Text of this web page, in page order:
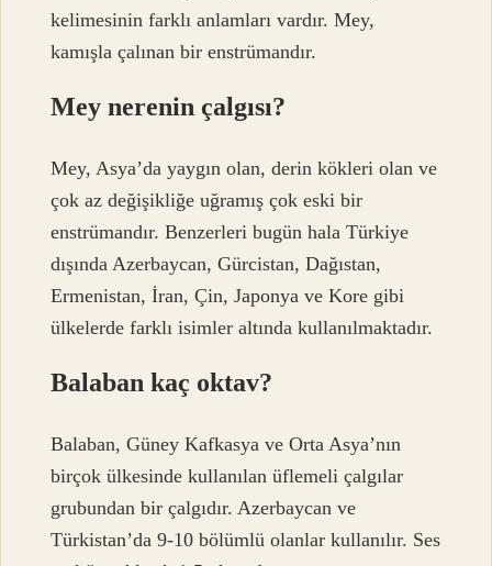
kelimesinin farklı anlamları vardır. Mey,
kamışla çalınan bir enstrümandır.
Mey nerenin çalgısı?
Mey, Asya’da yaygın olan, derin kökleri olan ve
çok az değişikliğe uğramış çok eski bir
enstrümandır. Benzerleri bugün hala Türkiye
dışında Azerbaycan, Gürcistan, Dağıstan,
Ermenistan, İran, Çin, Japonya ve Kore gibi
ülkelerde farklı isimler altında kullanılmaktadır.
Balaban kaç oktav?
Balaban, Güney Kafkasya ve Orta Asya’nın
birçok ülkesinde kullanılan üflemeli çalgılar
grubundan bir çalgıdır. Azerbaycan ve
Türkistan’da 9-10 bölümlü olanlar kullanılır. Ses